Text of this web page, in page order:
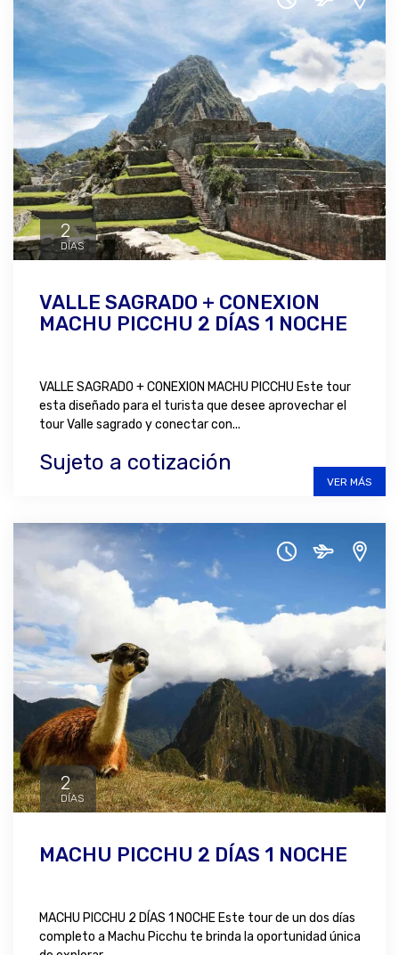
2
DÍAS
VALLE SAGRADO + CONEXION
MACHU PICCHU 2 DÍAS 1 NOCHE
VALLE SAGRADO + CONEXION MACHU PICCHU Este tour
esta diseñado para el turista que desee aprovechar el
tour Valle sagrado y conectar con...
Sujeto a cotización
VER MÁS
2
DÍAS
MACHU PICCHU 2 DÍAS 1 NOCHE
MACHU PICCHU 2 DÍAS 1 NOCHE Este tour de un dos días
completo a Machu Picchu te brinda la oportunidad única